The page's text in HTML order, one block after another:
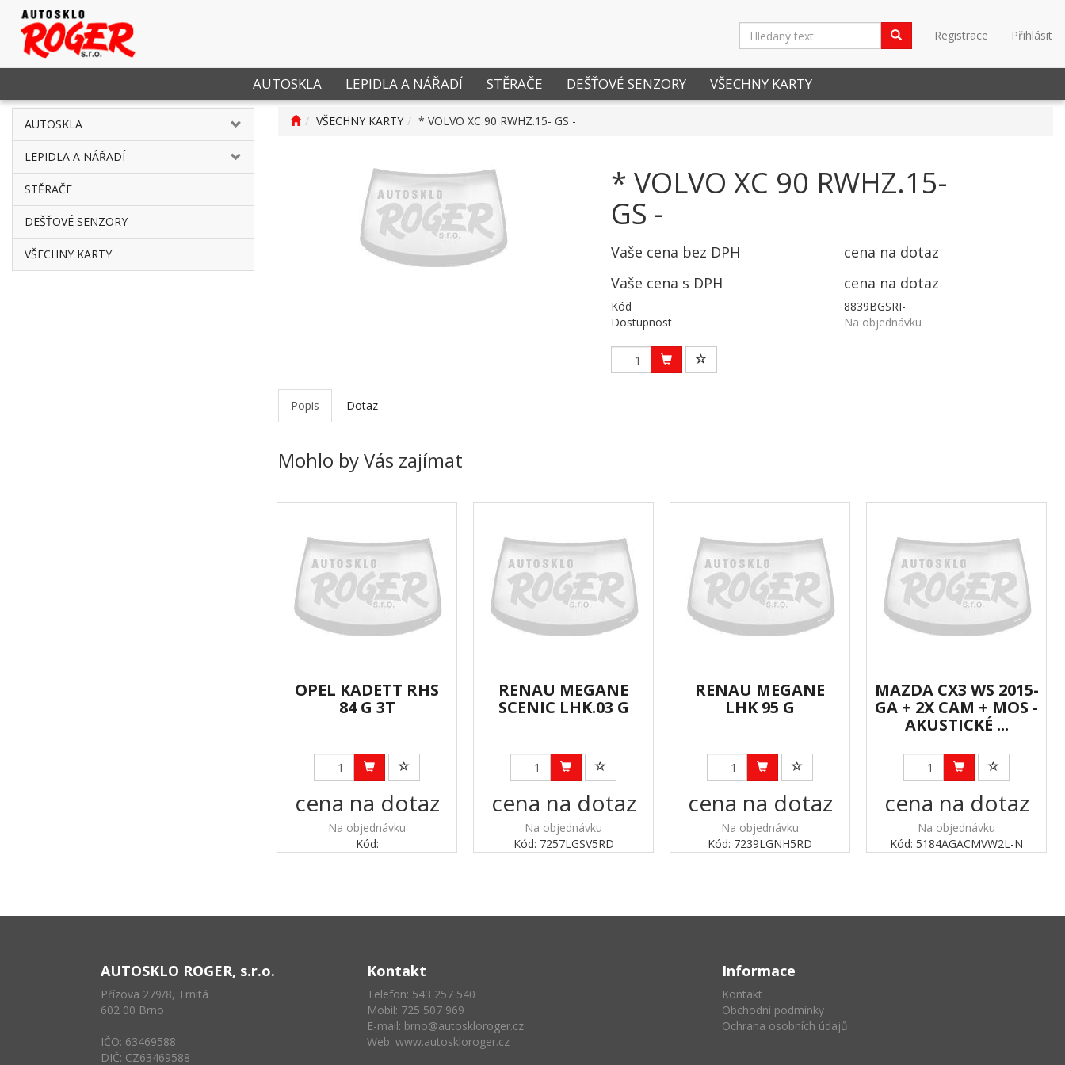
Registrace Přihlásit
AUTOSKLA LEPIDLA A NÁŘADÍ STĚRAČE DEŠŤOVÉ SENZORY VŠECHNY KARTY
AUTOSKLA
LEPIDLA A NÁŘADÍ
STĚRAČE
DEŠŤOVÉ SENZORY
VŠECHNY KARTY
VŠECHNY KARTY * VOLVO XC 90 RWHZ.15- GS -
* VOLVO XC 90 RWHZ.15-
GS -
Vaše cena bez DPH
cena na dotaz
Vaše cena s DPH
cena na dotaz
Kód
8839BGSRI-
Dostupnost
Na objednávku
Popis Dotaz
Mohlo by Vás zajímat
OPEL KADETT RHS
84 G 3T
cena na dotaz
Na objednávku
Kód:
RENAU MEGANE
SCENIC LHK.03 G
cena na dotaz
Na objednávku
Kód: 7257LGSV5RD
RENAU MEGANE
LHK 95 G
cena na dotaz
Na objednávku
Kód: 7239LGNH5RD
MAZDA CX3 WS 2015-
GA + 2X CAM + MOS -
AKUSTICKÉ ...
cena na dotaz
Na objednávku
Kód: 5184AGACMVW2L-N
AUTOSKLO ROGER, s.r.o.
Přízova 279/8, Trnitá
602 00 Brno
IČO: 63469588
DIČ: CZ63469588
Kontakt
Telefon: 543 257 540
Mobil: 725 507 969
E-mail: brno@autoskloroger.cz
Web: www.autoskloroger.cz
Informace
Kontakt
Obchodní podmínky
Ochrana osobních údajů